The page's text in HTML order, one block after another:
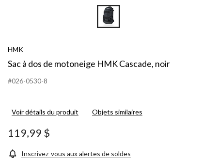
HMK
Sac à dos de motoneige HMK Cascade, noir
#026-0530-8
Voir détails du produit Objets similaires
119,99 $
Inscrivez-vous aux alertes de soldes